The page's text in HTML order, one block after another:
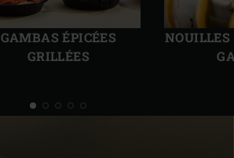
GAMBAS ÉPICÉES
GRILLÉES